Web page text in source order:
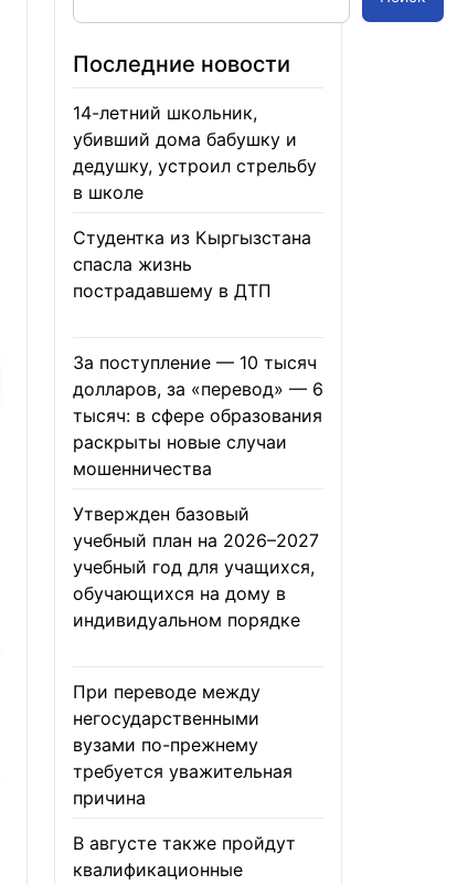
Последние новости
14-летний школьник,
убивший дома бабушку и
дедушку, устроил стрельбу
в школе
Студентка из Кыргызстана
спасла жизнь
пострадавшему в ДТП
За поступление — 10 тысяч
долларов, за «перевод» — 6
тысяч: в сфере образования
раскрыты новые случаи
мошенничества
Утвержден базовый
учебный план на 2026–2027
учебный год для учащихся,
обучающихся на дому в
индивидуальном порядке
При переводе между
негосударственными
вузами по-прежнему
требуется уважительная
причина
В августе также пройдут
квалификационные